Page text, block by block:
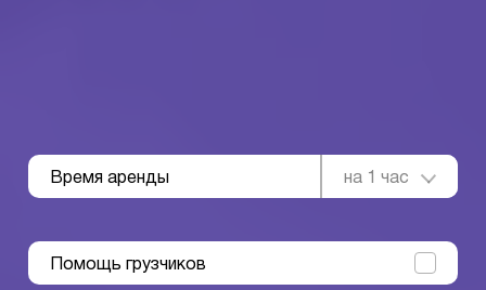
Время аренды на 1 час
Помощь грузчиков